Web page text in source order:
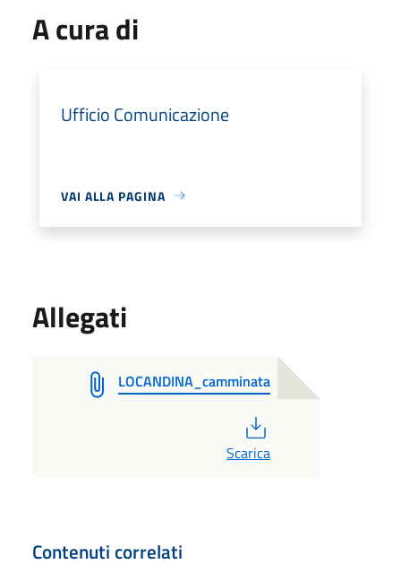
A cura di
Ufficio Comunicazione
VAI ALLA PAGINA
Allegati
LOCANDINA_camminata
Scarica
Contenuti correlati